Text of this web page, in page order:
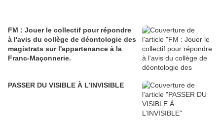
FM : Jouer le collectif pour répondre
à l'avis du collège de déontologie des
magistrats sur l'appartenance à la
Franc-Maçonnerie.
PASSER DU VISIBLE À L’INVISIBLE